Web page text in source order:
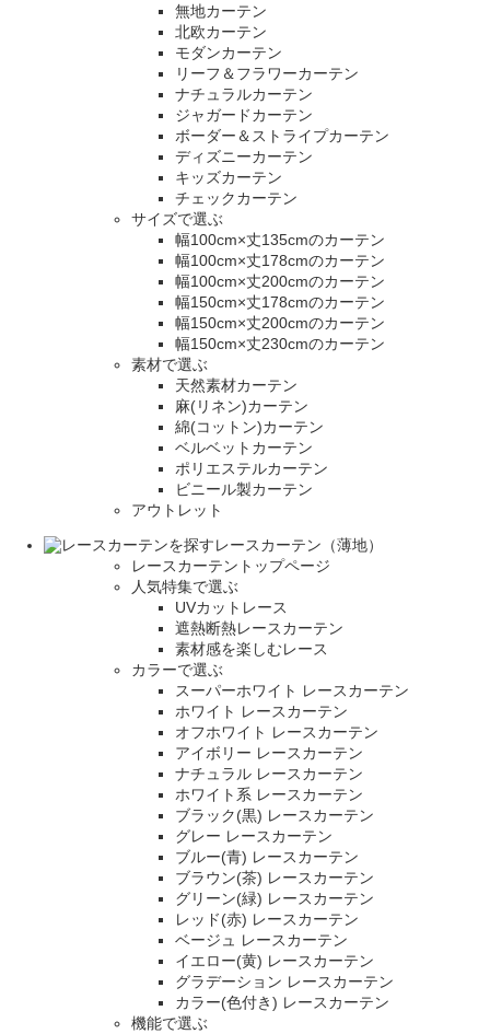
無地カーテン
北欧カーテン
モダンカーテン
リーフ＆フラワーカーテン
ナチュラルカーテン
ジャガードカーテン
ボーダー＆ストライプカーテン
ディズニーカーテン
キッズカーテン
チェックカーテン
サイズで選ぶ
幅100cm×丈135cmのカーテン
幅100cm×丈178cmのカーテン
幅100cm×丈200cmのカーテン
幅150cm×丈178cmのカーテン
幅150cm×丈200cmのカーテン
幅150cm×丈230cmのカーテン
素材で選ぶ
天然素材カーテン
麻(リネン)カーテン
綿(コットン)カーテン
ベルベットカーテン
ポリエステルカーテン
ビニール製カーテン
アウトレット
レースカーテン（薄地）
レースカーテントップページ
人気特集で選ぶ
UVカットレース
遮熱断熱レースカーテン
素材感を楽しむレース
カラーで選ぶ
スーパーホワイト レースカーテン
ホワイト レースカーテン
オフホワイト レースカーテン
アイボリー レースカーテン
ナチュラル レースカーテン
ホワイト系 レースカーテン
ブラック(黒) レースカーテン
グレー レースカーテン
ブルー(青) レースカーテン
ブラウン(茶) レースカーテン
グリーン(緑) レースカーテン
レッド(赤) レースカーテン
ベージュ レースカーテン
イエロー(黄) レースカーテン
グラデーション レースカーテン
カラー(色付き) レースカーテン
機能で選ぶ